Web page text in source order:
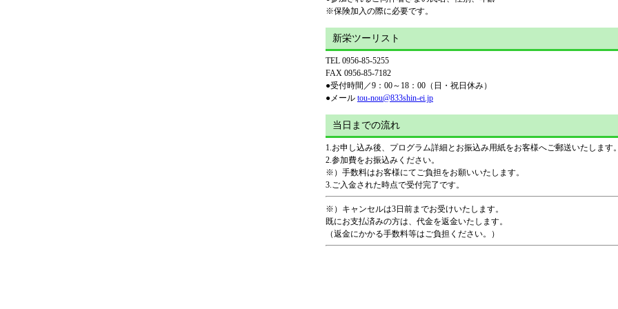
※保険加入の際に必要です。
新栄ツーリスト
TEL 0956-85-5255
FAX 0956-85-7182
●受付時間／9：00～18：00（日・祝日休み）
●メール tou-nou@833shin-ei.jp
当日までの流れ
1.お申し込み後、プログラム詳細とお振込み用紙をお客様へご郵送いたします
2.参加費をお振込みください。
※）手数料はお客様にてご負担をお願いいたします。
3.ご入金された時点で受付完了です。
※）キャンセルは3日前までお受けいたします。
既にお支払済みの方は、代金を返金いたします。
（返金にかかる手数料等はご負担ください。）